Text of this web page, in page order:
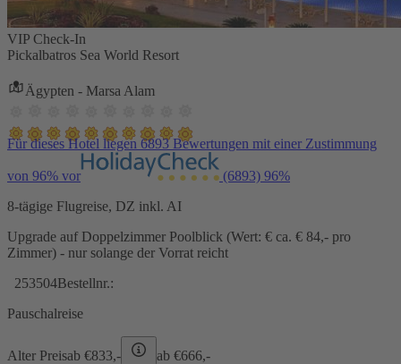
VIP Check-In
Pickalbatros Sea World Resort
Ägypten - Marsa Alam
Für dieses Hotel liegen 6893 Bewertungen mit einer Zustimmung
von 96% vor (6893) 96%
8-tägige Flugreise, DZ inkl. AI
Upgrade auf Doppelzimmer Poolblick (Wert: € ca. € 84,- pro
Zimmer) - nur solange der Vorrat reicht
253504Bestellnr.:
Pauschalreise
Alter Preisab €833,- ab €666,-